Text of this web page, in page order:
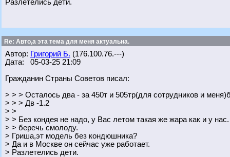
Разлетелись дети.
Re: Авто,а эта тема для меня актуальна.
Автор: Григорий Б. (176.100.76.---)
Дата: 05-03-25 21:09
Гражданин Страны Советов писал:
> > > Осталось два - за 450т и 505тр(для сотрудников и
> > > Дв -1.2
> >
> > Без кондея не надо, у Вас летом такая же жара как и у
> > беречь смолоду.
> Гриша,эт модель без кондюшника?
> Да и в Москве он сейчас уже работает.
> Разлетелись дети.